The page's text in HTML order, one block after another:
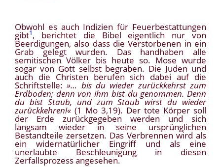
Obwohl es auch Indizien für Feuerbestattungen
gibt1, berichtet die Bibel eigentlich nur von
Beerdigungen, also dass die Verstorbenen in ein
Grab gelegt wurden. Das handhaben alle
semitischen Völker bis heute so. Mose wurde
sogar von Gott selbst begraben. Die Juden und
auch die Christen berufen sich dabei auf die
Schriftstelle:»… bis du wieder zurückkehrst zum
Erdboden; denn von ihm bist du genommen. Denn
du bist Staub, und zum Staub wirst du wieder
zurückkehren!« (1 Mo 3,19). Der tote Körper soll
der Erde zurückgegeben werden und sich
langsam wieder in seine ursprünglichen
Bestandteile zersetzen. Das Verbrennen wird als
ein widernatürlicher Eingriff und als eine
unerlaubte Beschleunigung in diesen
Zerfallsprozess angesehen.